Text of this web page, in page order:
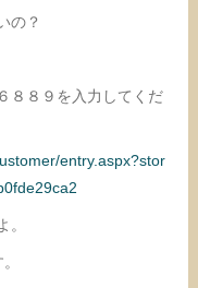
の？
８８９を入力してくだ
entry.aspx?stor